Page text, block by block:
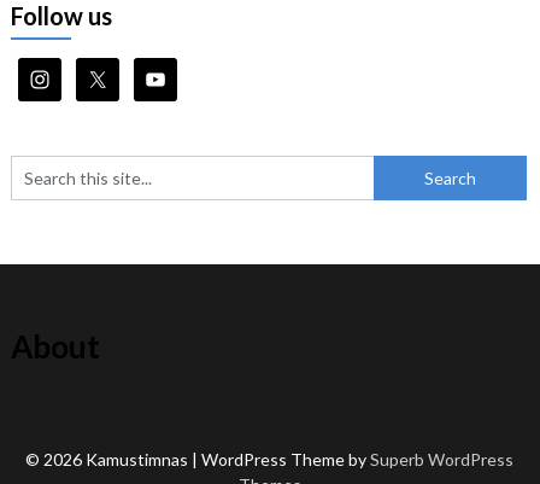
Follow us
About
© 2026 Kamustimnas | WordPress Theme bySuperb WordPress